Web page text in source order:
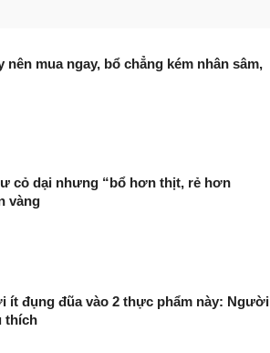
nên mua ngay, bổ chẳng kém nhân sâm,
cỏ dại nhưng “bổ hơn thịt, rẻ hơn
vàng
ít đụng đũa vào 2 thực phẩm này: Người
thích